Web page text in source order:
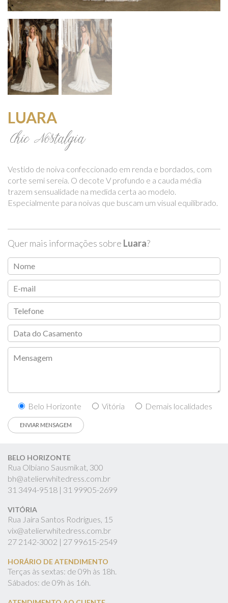
LUARA
Chic Nostalgia
Vestido de noiva confeccionado em renda e bordados, com
corte semi sereia. O decote V profundo e a cauda média
trazem sensualidade na medida certa ao modelo.
Especialmente para noivas que buscam um visual equilibrado.
Quer mais informações sobre Luara?
Belo Horizonte Vitória Demais localidades
BELO HORIZONTE
Rua Olbiano Sausmikat, 300
bh@atelierwhitedress.com.br
31 3494-9518 | 31 99905-2699
VITÓRIA
Rua Jaíra Santos Rodrigues, 15
vix@atelierwhitedress.com.br
27 2142-3002 | 27 99615-2549
HORÁRIO DE ATENDIMENTO
Terças às sextas: de 09h às 18h.
Sábados: de 09h às 16h.